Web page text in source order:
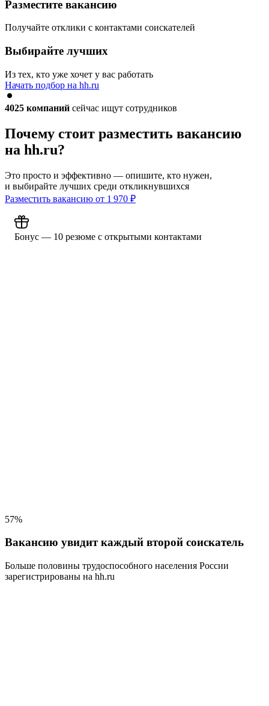
Разместите вакансию
Получайте отклики с контактами соискателей
Выбирайте лучших
Из тех, кто уже хочет у вас работать
Начать подбор на hh.ru
4025 компаний сейчас ищут сотрудников
Почему стоит разместить вакансию
на hh.ru?
Это просто и эффективно — опишите, кто нужен,
и выбирайте лучших среди откликнувшихся
Разместить вакансию от 1 970 ₽
Бонус — 10 резюме с открытыми контактами
57%
Вакансию увидит каждый второй соискатель
Больше половины трудоспособного населения России
зарегистрированы на hh.ru